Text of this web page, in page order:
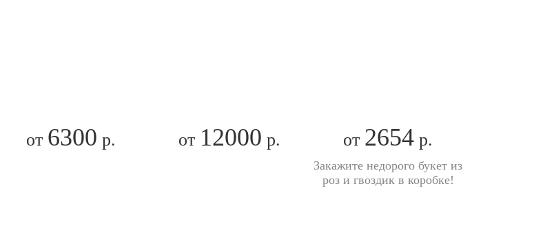
от 6300 р. от 12000 р. от 2654 р.
Закажите недорого букет из
роз и гвоздик в коробке!